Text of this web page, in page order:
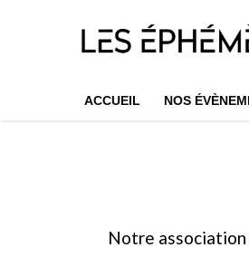
ACCUEIL NOS
Notre